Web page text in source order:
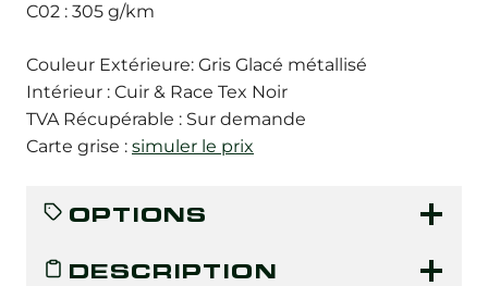
C02 : 305 g/km
Couleur Extérieure: Gris Glacé métallisé
Intérieur : Cuir & Race Tex Noir
TVA Récupérable : Sur demande
Carte grise : simuler le prix
OPTIONS
DESCRIPTION